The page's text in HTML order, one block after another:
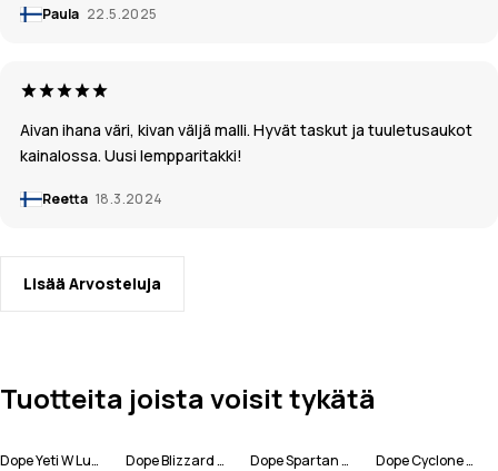
Paula 22.5.2025
Aivan ihana väri, kivan väljä malli. Hyvät taskut ja tuuletusaukot
kainalossa. Uusi lempparitakki!
Reetta 18.3.2024
Lisää Arvosteluja
Tuotteita joista voisit tykätä
Dope Yeti W Lumilautailutakki Naiset
Dope Blizzard W Full Zip Lumilautailutakki Naiset
Dope Spartan W Lumilautailutakki Naiset
Dope Cyclone W 22 Lumilautailutakki Naiset